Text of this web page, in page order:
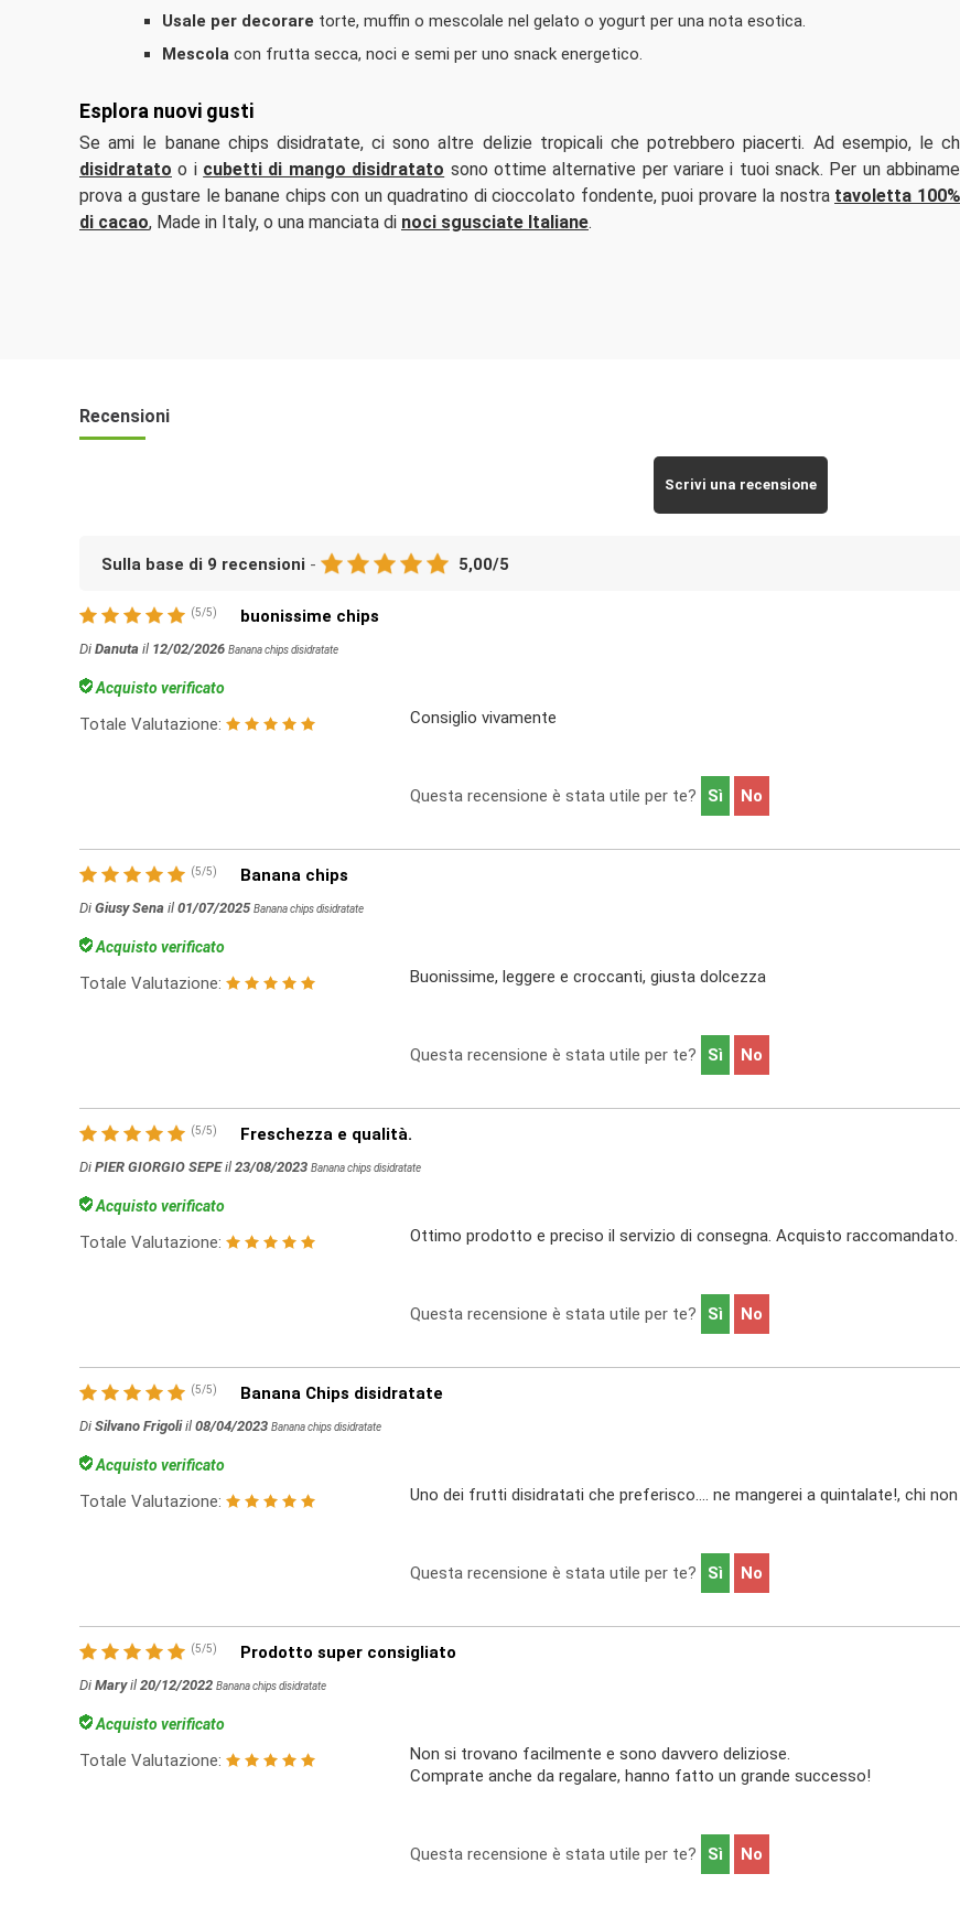
Usale per decorare torte, muffin o mescolale nel gelato o yogurt per una nota esotica.
Mescola con frutta secca, noci e semi per uno snack energetico.
Esplora nuovi gusti
Se ami le banane chips disidratate, ci sono altre delizie tropicali che potrebbero piacerti. Ad esempio, le
disidratato o i cubetti di mango disidratato sono ottime alternative per variare i tuoi snack. Per un
prova a gustare le banane chips con un quadratino di cioccolato fondente, puoi provare la nostra tavoletta
di cacao, Made in Italy, o una manciata di noci sgusciate Italiane.
Recensioni
Scrivi una recensione
Sulla base di 9 recensioni - 5,00/5
(5/5) buonissime chips
Di Danuta il 12/02/2026 Banana chips disidratate
Acquisto verificato
Totale Valutazione: Consiglio vivamente
Questa recensione è stata utile per te? Sì No
(5/5) Banana chips
Di Giusy Sena il 01/07/2025 Banana chips disidratate
Acquisto verificato
Totale Valutazione: Buonissime, leggere e croccanti, giusta dolcezza
Questa recensione è stata utile per te? Sì No
(5/5) Freschezza e qualità.
Di PIER GIORGIO SEPEil 23/08/2023 Banana chips disidratate
Acquisto verificato
Totale Valutazione: Ottimo prodotto e preciso il servizio di consegna. Acquisto raccomandato.
Questa recensione è stata utile per te? Sì No
(5/5) Banana Chips disidratate
Di Silvano Frigoliil 08/04/2023 Banana chips disidratate
Acquisto verificato
Totale Valutazione: Uno dei frutti disidratati che preferisco.... ne mangerei a quintalate!, chi
Questa recensione è stata utile per te? Sì No
(5/5) Prodotto super consigliato
Di Maryil 20/12/2022 Banana chips disidratate
Acquisto verificato
Totale Valutazione:
Non si trovano facilmente e sono davvero deliziose.
Comprate anche da regalare, hanno fatto un grande successo!
Questa recensione è stata utile per te? Sì No